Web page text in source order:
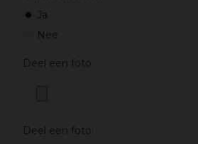
Ja
Nee
Deel een foto:
Deel een foto: